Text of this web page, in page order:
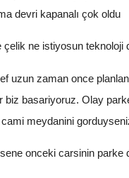
devri kapanalı çok oldu
ne istiyosun teknoloji
uzun zaman once
biz basariyoruz. Olay
meydanini
onceki carsinin